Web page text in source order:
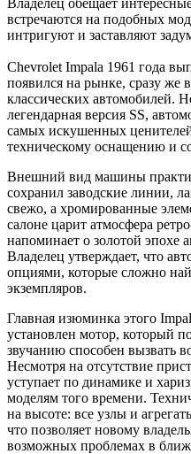
встречаются на подобных
интригуют и заставляют
Chevrolet Impala 1961 года
появился на рынке, сразу же
классических автомобилей.
легендарная версия SS,
самых искушенных
техническому оснащению и
Внешний вид машины
сохранил заводские линии,
свежо, а хромированные
салоне царит атмосфера
напоминает о золотой эпохе
Владелец утверждает, что
опциями, которые сложно
экземпляров.
Главная изюминка этого
установлен мотор, который
звучанию способен вызвать
Несмотря на отсутствие
уступает по динамике и
моделям того времени.
на высоте: все узлы и
что позволяет новому
возможных проблемах в